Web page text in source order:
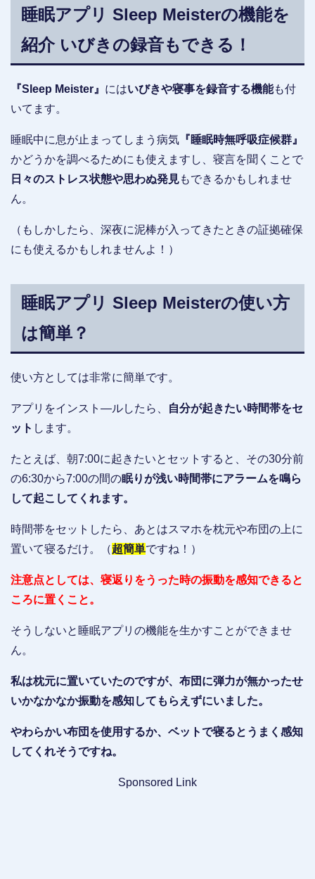
睡眠アプリ Sleep Meisterの機能を
紹介 いびきの録音もできる！
『Sleep Meister』 にはいびきや寝事を録音する機能も付
いてます。
睡眠中に息が止まってしまう病気 『睡眠時無呼吸症候群』
かどうかを調べるためにも使えますし、寝言を聞くことで
日々のストレス状態や思わぬ発見もできるかもしれませ
ん。
（もしかしたら、深夜に泥棒が入ってきたときの証拠確保
にも使えるかもしれませんよ！）
睡眠アプリ Sleep Meisterの使い方
は簡単？
使い方としては非常に簡単です。
アプリをインスト―ルしたら、
自分が起きたい時間帯をセ
ット します。
たとえば、朝7:00に起きたいとセットすると、その30分前
の6:30から7:00の間の眠りが浅い時間帯にアラームを鳴ら
して起こしてくれます。
時間帯をセットしたら、あとはスマホを枕元や布団の上に
置いて寝るだけ。（超簡単ですね！）
注意点としては、寝返りをうった時の振動を感知できると
ころに置くこと。
そうしないと睡眠アプリの機能を生かすことができませ
ん。
私は枕元に置いていたのですが、布団に弾力が無かったせ
いかなかなか振動を感知してもらえずにいました。
やわらかい布団を使用するか、ベットで寝るとうまく感知
してくれそうですね。
Sponsored Link